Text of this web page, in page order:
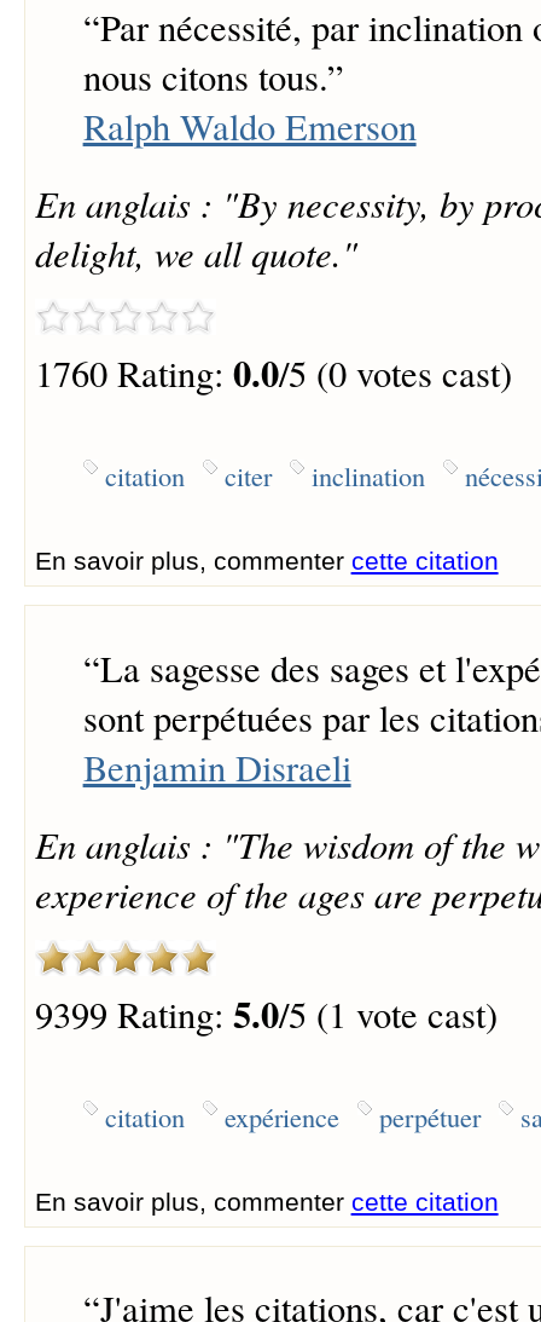
“Par nécessité, par inclination
nous citons tous.”
Ralph Waldo Emerson
En anglais : "By necessity, by
delight, we all quote."
1760 Rating: 0.0/5 (0 votes cast)
citation citer inclination
En savoir plus, commenter cette citation
“La sagesse des sages et
sont perpétuées par les
Benjamin Disraeli
En anglais : "The wisdom of the
experience of the ages are
9399 Rating: 5.0/5 (1 vote cast)
citation expérience perpétuer
En savoir plus, commenter cette citation
“J'aime les citations, car c'est